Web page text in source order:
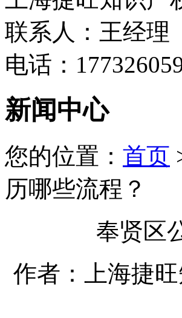
联系人：王经理
电话：
新闻中心
您的位置： 首页
历哪些流程？
奉贤区
作者：上海捷